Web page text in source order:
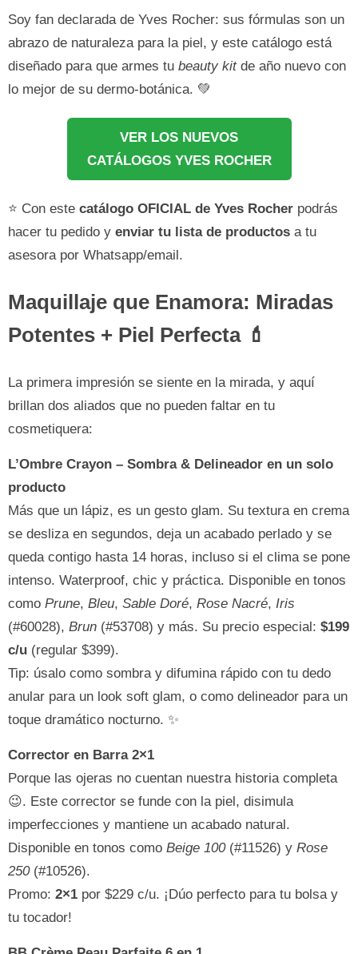
Soy fan declarada de Yves Rocher: sus fórmulas son un
abrazo de naturaleza para la piel, y este catálogo está
diseñado para que armes tu beauty kitde año nuevo con
lo mejor de su dermo-botánica. 💚
VER LOS NUEVOS
CATÁLOGOS YVES ROCHER
⭐ Con este catálogo OFICIAL de Yves Rocher podrás
hacer tu pedido y enviar tu lista de productos a tu
asesora por Whatsapp/email.
Maquillaje que Enamora: Miradas
Potentes + Piel Perfecta 💄
La primera impresión se siente en la mirada, y aquí
brillan dos aliados que no pueden faltar en tu
cosmetiquera:
L’Ombre Crayon – Sombra & Delineador en un solo
producto
Más que un lápiz, es un gesto glam. Su textura en crema
se desliza en segundos, deja un acabado perlado y se
queda contigo hasta 14 horas, incluso si el clima se pone
intenso. Waterproof, chic y práctica. Disponible en tonos
como Prune, Bleu, Sable Doré, Rose Nacré, Iris
(#60028), Brun (#53708) y más. Su precio especial: $199
c/u (regular $399).
Tip: úsalo como sombra y difumina rápido con tu dedo
anular para un look soft glam, o como delineador para un
toque dramático nocturno. ✨
Corrector en Barra 2×1
Porque las ojeras no cuentan nuestra historia completa
😉. Este corrector se funde con la piel, disimula
imperfecciones y mantiene un acabado natural.
Disponible en tonos como Beige 100(#11526) y Rose
250(#10526).
Promo: 2×1 por $229 c/u. ¡Dúo perfecto para tu bolsa y
tu tocador!